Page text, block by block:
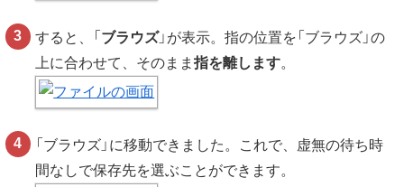
すると、「 ブラウズ」が表示。指の位置を「ブラウズ」の
上に合わせて、そのまま指を離します。
「ブラウズ」に移動できました。これで、虚無の待ち時
間なしで保存先を選ぶことができます。